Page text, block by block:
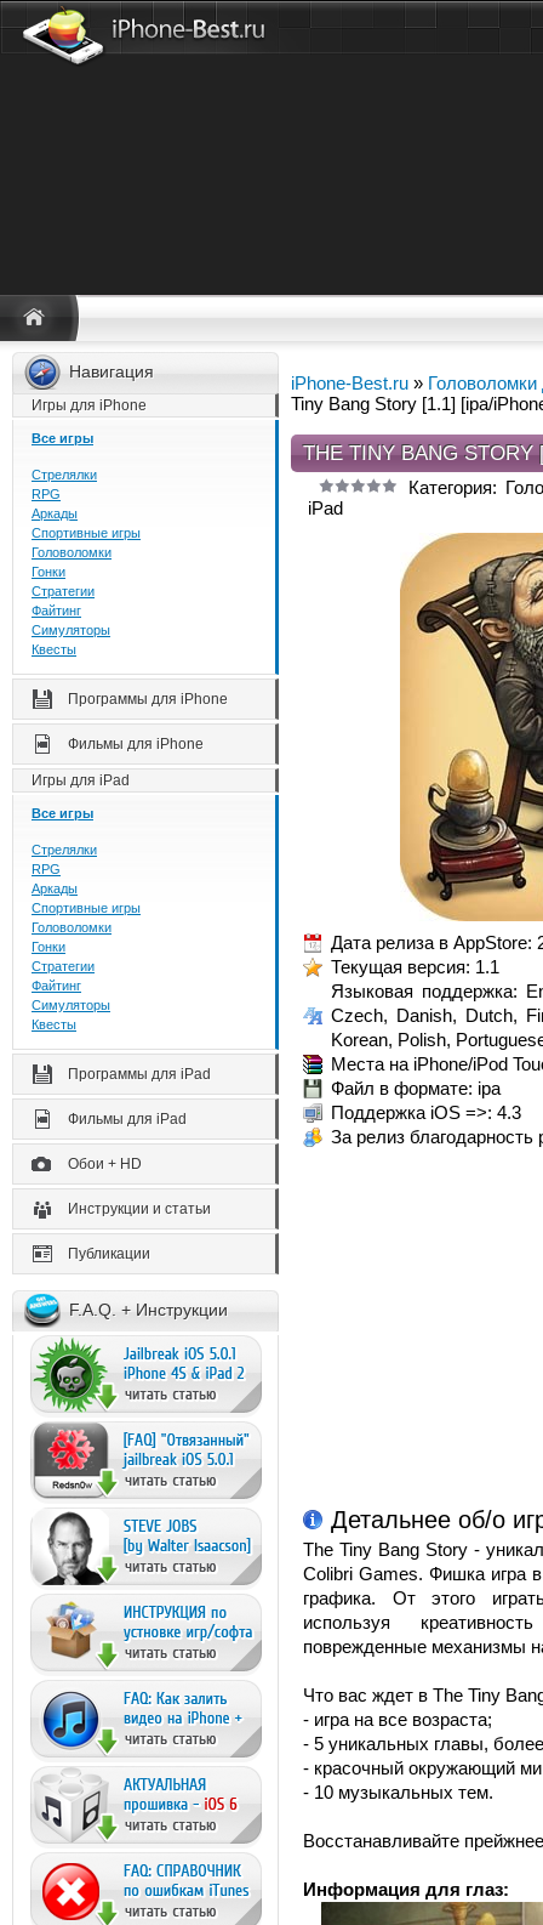
Навигация
Игры для iPhone
Все игры
Стрелялки
RPG
Аркады
Спортивные игры
Головоломки
Гонки
Стратегии
Файтинг
Симуляторы
Квесты
Программы для iPhone
Фильмы для iPhone
Игры для iPad
Все игры
Стрелялки
RPG
Аркады
Спортивные игры
Головоломки
Гонки
Стратегии
Файтинг
Симуляторы
Квесты
Программы для iPad
Фильмы для iPad
Обои + HD
Инструкции и статьи
Публикации
F.A.Q. + Инструкции
iPhone-Best.ru »
Tiny Bang Story [1.1] [ipa/
THE TINY BANG
Категория:
iPad
Дата релиза в AppStore:
Текущая версия: 1.1
Языковая поддержка:
Czech, Danish, Dutch,
Korean, Polish,
Места на iPhone/iPod
Файл в формате: ipa
Поддержка iOS =>: 4.3
За релиз благодарность
Детальнее об/о
The Tiny Bang Story -
Colibri Games. Фишка игра
графика. От этого
используя
поврежденные механизмы
Что вас ждет в The Tiny
- игра на все возраста;
- 5 уникальных главы,
- красочный окружающий
- 10 музыкальных тем.
Восстанавливайте
Информация для глаз: